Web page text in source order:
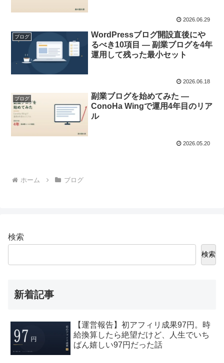
2026.06.29
ブログ
WordPressブログ開設直後にや
るべき10項目 — 副業ブログを4年
運用して残った最小セット
2026.06.18
ブログ
副業ブログを始めてみた —
ConoHa Wingで運用4年目のリア
ル
2026.05.20
ホーム ブログ
検索
検索
新着記事
【運営報告】初アフィリ成果97円。時
給換算したら絶望だけど、人生でいち
ばん嬉しい97円だった話